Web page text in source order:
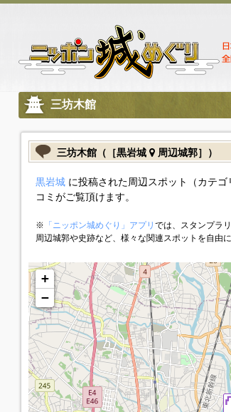
三坊木館
三坊木館（［黒岩城 周辺城郭］）
黒岩城に投稿された周辺スポット（カテゴ
コミがご覧頂けます。
※ 「ニッポン城めぐり」アプリ では、スタンプラ
周辺城郭や史跡など、様々な関連スポットを自由に
+
−